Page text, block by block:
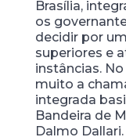
Brasília,
os
decidir por
superiores e
instâncias.
muito a
integrada
Bandeira de
Dalmo